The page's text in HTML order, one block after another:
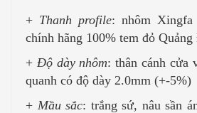
+ Thanh profile: nhôm Xingfa
chính hãng 100% tem đỏ
+ Độ dày nhôm: thân cánh cửa
quanh có độ dày 2.0mm (+-5%)
+ Mầu sắc: trắng sứ, nâu sần